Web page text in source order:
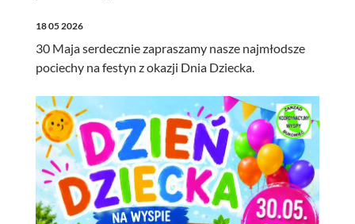
18 05 2026
30 Maja serdecznie zapraszamy nasze najmłodsze
pociechy na festyn z okazji Dnia Dziecka.